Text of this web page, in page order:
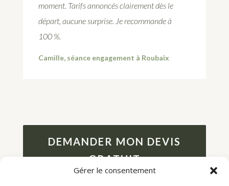
Gérer le consentement
moment. Tarifs annoncés clairement dès le
départ, aucune surprise. Je recommande à
100 %.
Camille, séance engagement à Roubaix
DEMANDER MON DEVIS
GRATUIT